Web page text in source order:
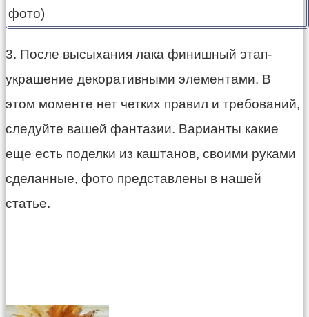
3. После высыхания лака финишный этап-
украшение декоративными элементами. В
этом моменте нет четких правил и требований,
следуйте вашей фантазии. Варианты какие
еще есть поделки из каштанов, своими руками
сделанные, фото представлены в нашей
статье.